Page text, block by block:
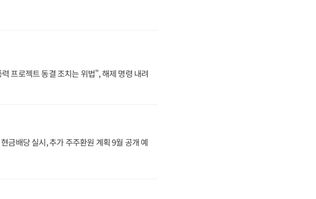
프로젝트 동결 조치는 위법", 해제 명령 내려
금배당 실시, 추가 주주환원 계획 9월 공개 예